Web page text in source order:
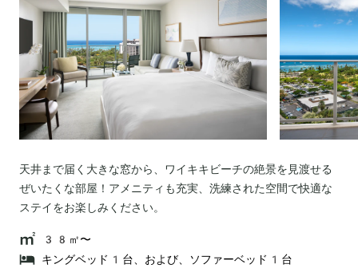
天井まで届く大きな窓から、ワイキキビーチの絶景を見渡せる
ぜいたくな部屋！アメニティも充実、洗練された空間で快適な
ステイをお楽しみください。
38㎡〜
キングベッド1台、および、ソファーベッド1台